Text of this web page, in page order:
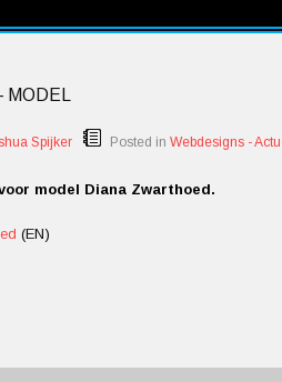
Spijker Posted in Webdesigns -
model Diana Zwarthoed.
(EN)